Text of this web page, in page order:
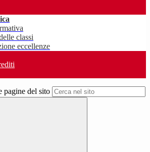
classi
eccellenze
pagine del sito